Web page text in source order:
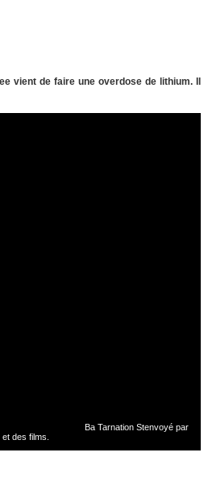
vient de faire une overdose de lithium. Il
Ba Tarnation Stenvoyé par
des films.